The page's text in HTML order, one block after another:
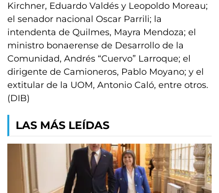
Kirchner, Eduardo Valdés y Leopoldo Moreau;
el senador nacional Oscar Parrili; la
intendenta de Quilmes, Mayra Mendoza; el
ministro bonaerense de Desarrollo de la
Comunidad, Andrés “Cuervo” Larroque; el
dirigente de Camioneros, Pablo Moyano; y el
extitular de la UOM, Antonio Caló, entre otros.
(DIB)
LAS MÁS LEÍDAS